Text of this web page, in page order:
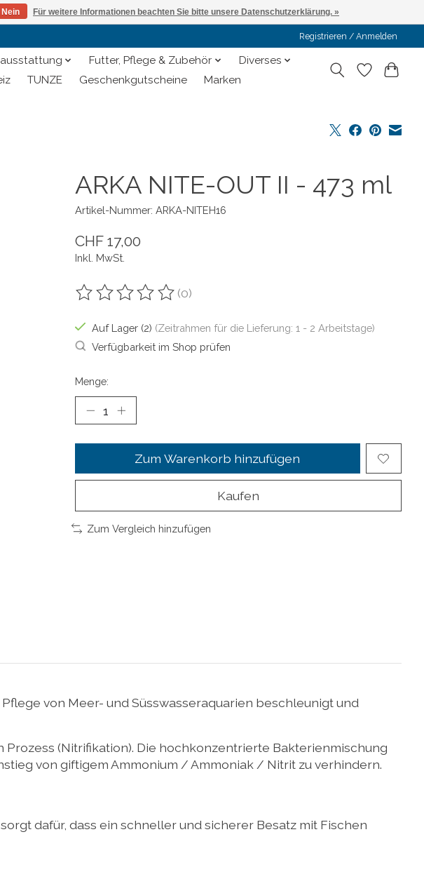
Registrieren / Anmelden
Futter, Pflege & Zubehör
Diverses
TUNZE Geschenkgutscheine Marken
ARKA NITE-OUT II - 473 ml
Artikel-Nummer: ARKA-NITEH16
CHF 17,00
Inkl. MwSt.
Die Bewertung dieses Produkts ist
(0)
Auf Lager (2) (Zeitrahmen für die Lieferung: 1 - 2 Arbeitstage)
Verfügbarkeit im Shop prüfen
Menge:
Zum Warenkorb hinzufügen
Kaufen
Zum Vergleich hinzufügen
von Meer- und Süsswasseraquarien beschleunigt und
(Nitrifikation). Die hochkonzentrierte Bakterienmischung
von giftigem Ammonium / Ammoniak / Nitrit zu verhindern.
dafür, dass ein schneller und sicherer Besatz mit Fischen
Nein Für weitere Informationen beachten Sie bitte unsere Datenschutzerklärung. »